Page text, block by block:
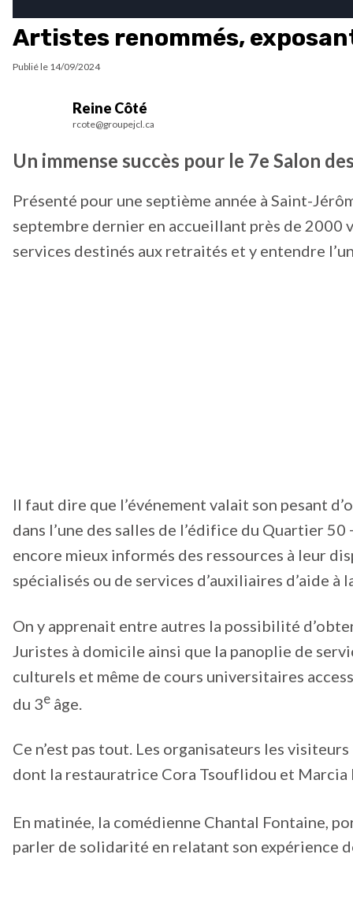
Artistes renommés,
Publié le 14/09/2024
Reine Côté
rcote@groupejcl.ca
Un immense succès pour le 7e Salon
Présenté pour une septième année à Saint-
septembre dernier en accueillant près de 2000
services destinés aux retraités et y entendre
Il faut dire que l’événement valait son pesant
dans l’une des salles de l’édifice du Quartier
encore mieux informés des ressources à leur
spécialisés ou de services d’auxiliaires d’aide à
On y apprenait entre autres la possibilité
Juristes à domicile ainsi que la panoplie de
culturels et même de cours universitaires
du 3e âge.
Ce n’est pas tout. Les organisateurs les
dont la restauratrice Cora Tsouflidou et Marcia
En matinée, la comédienne Chantal Fontaine,
parler de solidarité en relatant son expérience